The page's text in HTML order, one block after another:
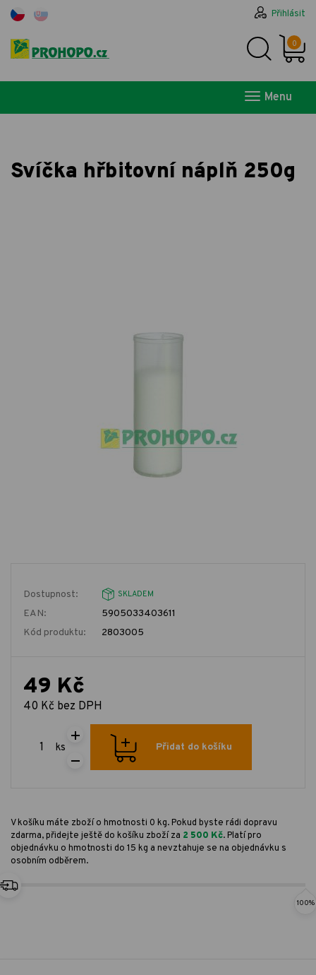
Přihlásit
0
Menu
Svíčka hřbitovní náplň 250g
Dostupnost: SKLADEM
EAN:
5905033403611
Kód produktu:
2803005
49 Kč
40 Kč bez DPH
ks Přidat do košíku
V košíku máte zboží o hmotnosti 0 kg. Pokud byste rádi dopravu
zdarma, přidejte ještě do košíku zboží za 2 500 Kč. Platí pro
objednávku o hmotnosti do 15 kg a nevztahuje se na objednávku s
osobním odběrem.
100%